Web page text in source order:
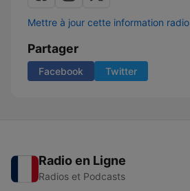
Mettre à jour cette information radio
Partager
Facebook Twitter
Radio en Ligne
Radios et Podcasts